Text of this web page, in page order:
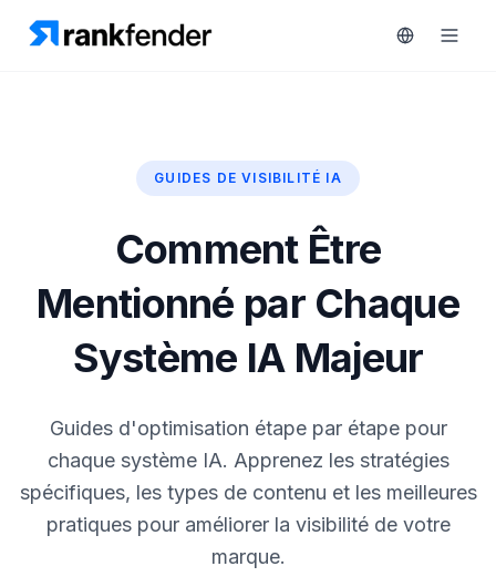
RAIVE
Analyse
concurrentielle
Intelligence
des mots-
Ressources
Outils
gratuits
Tarifs
Réserver
une
démo
GUIDES DE VISIBILITÉ IA
Comment Être
Mentionné par Chaque
Système IA Majeur
Guides d'optimisation étape par étape pour
chaque système IA. Apprenez les stratégies
spécifiques, les types de contenu et les meilleures
pratiques pour améliorer la visibilité de votre
marque.